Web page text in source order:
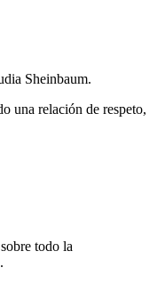
Sheinbaum.
una relación de respeto,
todo la